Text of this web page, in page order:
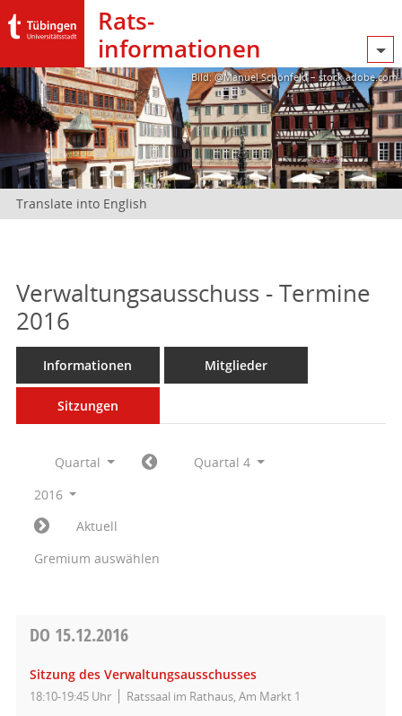
Rats­
informationen
Bild: @Manuel Schönfeld – stock.adobe.com
Translate into English
Verwaltungsausschuss - Termine
2016
Informationen Mitglieder
Sitzungen
Quartal
Quartal 4
2016
Aktuell
Gremium auswählen
DO 15.12.2016
Sitzung des Verwaltungsausschusses
18:10-19:45 Uhr Ratssaal im Rathaus, Am Markt 1